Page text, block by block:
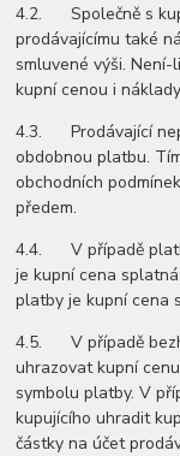
4.2. Společně s
prodávajícímu také
smluvené výši.
kupní cenou i
4.3. Prodávající
obdobnou platbu.
obchodních
předem.
4.4. V případě
je kupní cena
platby je kupní cena
4.5. V případě
uhrazovat kupní
symbolu platby. V
kupujícího uhradit
částky na účet